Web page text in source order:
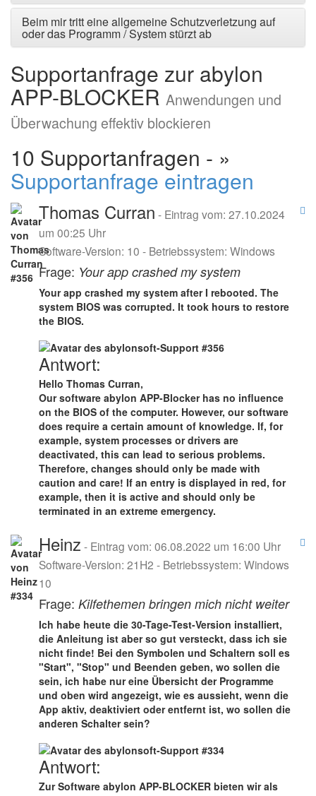
Beim mir tritt eine allgemeine Schutzverletzung auf
oder das Programm / System stürzt ab
Supportanfrage zur abylon
APP-BLOCKER Anwendungen und
Überwachung effektiv blockieren
10 Supportanfragen - »
Supportanfrage eintragen
Thomas Curran - Eintrag vom: 27.10.2024
um 00:25 Uhr
Software-Version: 10 - Betriebssystem: Windows
Frage: Your app crashed my system
Your app crashed my system after I rebooted. The
system BIOS was corrupted. It took hours to restore
the BIOS.
Antwort:
Hello Thomas Curran,
Our software abylon APP-Blocker has no influence
on the BIOS of the computer. However, our software
does require a certain amount of knowledge. If, for
example, system processes or drivers are
deactivated, this can lead to serious problems.
Therefore, changes should only be made with
caution and care! If an entry is displayed in red, for
example, then it is active and should only be
terminated in an extreme emergency.
Heinz - Eintrag vom: 06.08.2022 um 16:00 Uhr
Software-Version: 21H2 - Betriebssystem: Windows
10
Frage: Kilfethemen bringen mich nicht weiter
Ich habe heute die 30-Tage-Test-Version installiert,
die Anleitung ist aber so gut versteckt, dass ich sie
nicht finde! Bei den Symbolen und Schaltern soll es
"Start", "Stop" und Beenden geben, wo sollen die
sein, ich habe nur eine Übersicht der Programme
und oben wird angezeigt, wie es aussieht, wenn die
App aktiv, deaktiviert oder entfernt ist, wo sollen die
anderen Schalter sein?
Antwort:
Zur Software abylon APP-BLOCKER bieten wir als